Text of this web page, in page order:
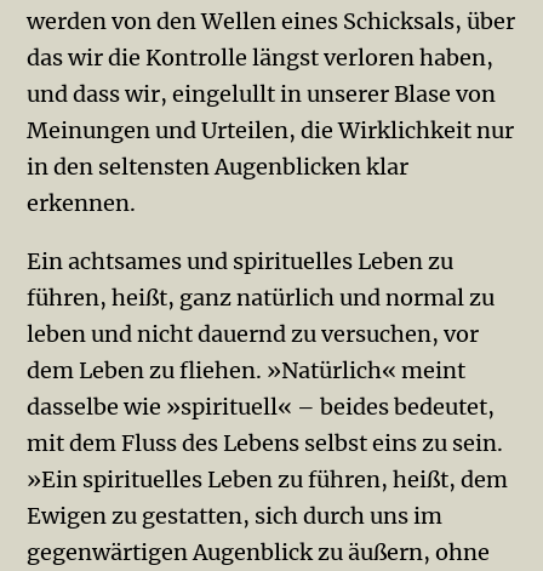
werden von den Wellen eines Schicksals, über
das wir die Kontrolle längst verloren haben,
und dass wir, eingelullt in unserer Blase von
Meinungen und Urteilen, die Wirklichkeit nur
in den seltensten Augenblicken klar
erkennen.
Ein achtsames und spirituelles Leben zu
führen, heißt, ganz natürlich und normal zu
leben und nicht dauernd zu versuchen, vor
dem Leben zu fliehen. »Natürlich« meint
dasselbe wie »spirituell« – beides bedeutet,
mit dem Fluss des Lebens selbst eins zu sein.
»Ein spirituelles Leben zu führen, heißt, dem
Ewigen zu gestatten, sich durch uns im
gegenwärtigen Augenblick zu äußern, ohne